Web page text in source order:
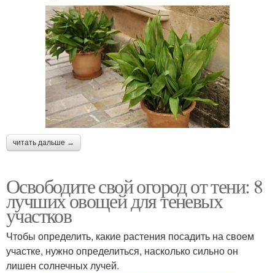
читать дальше →
Освободите свой огород от тени: 8
лучших овощей для теневых
участков
Чтобы определить, какие растения посадить на своем
участке, нужно определиться, насколько сильно он
лишен солнечных лучей.